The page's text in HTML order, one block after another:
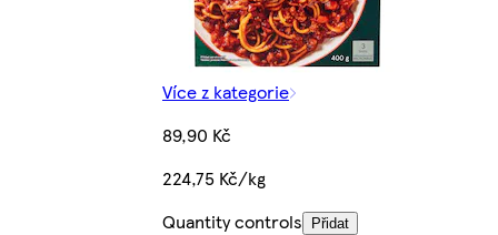
Více z kategorie
89,90 Kč
224,75 Kč/kg
Quantity controls
Přidat